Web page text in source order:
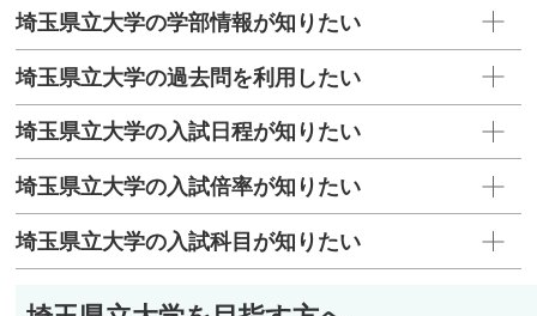
埼玉県立大学の学部情報が知りたい
埼玉県立大学の過去問を利用したい
埼玉県立大学の入試日程が知りたい
埼玉県立大学の入試倍率が知りたい
埼玉県立大学の入試科目が知りたい